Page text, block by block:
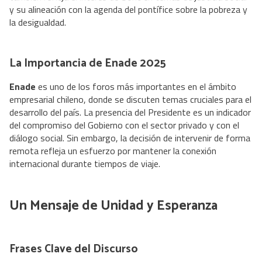
y su alineación con la agenda del pontífice sobre la pobreza y
la desigualdad.
La Importancia de Enade 2025
Enade es uno de los foros más importantes en el ámbito
empresarial chileno, donde se discuten temas cruciales para el
desarrollo del país. La presencia del Presidente es un indicador
del compromiso del Gobierno con el sector privado y con el
diálogo social. Sin embargo, la decisión de intervenir de forma
remota refleja un esfuerzo por mantener la conexión
internacional durante tiempos de viaje.
Un Mensaje de Unidad y Esperanza
Frases Clave del Discurso